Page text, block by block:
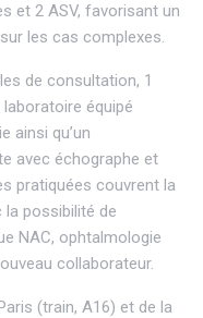
et 2 ASV, favorisant un
les cas complexes.
de consultation, 1
équipé
ainsi qu’un
avec échographe et
pratiquées couvrent la
possibilité de
NAC, ophtalmologie
collaborateur.
(train, A16) et de la